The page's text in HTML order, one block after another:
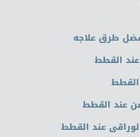
طرق علاجه
القطط
القطط
عند القطط
عند القطط